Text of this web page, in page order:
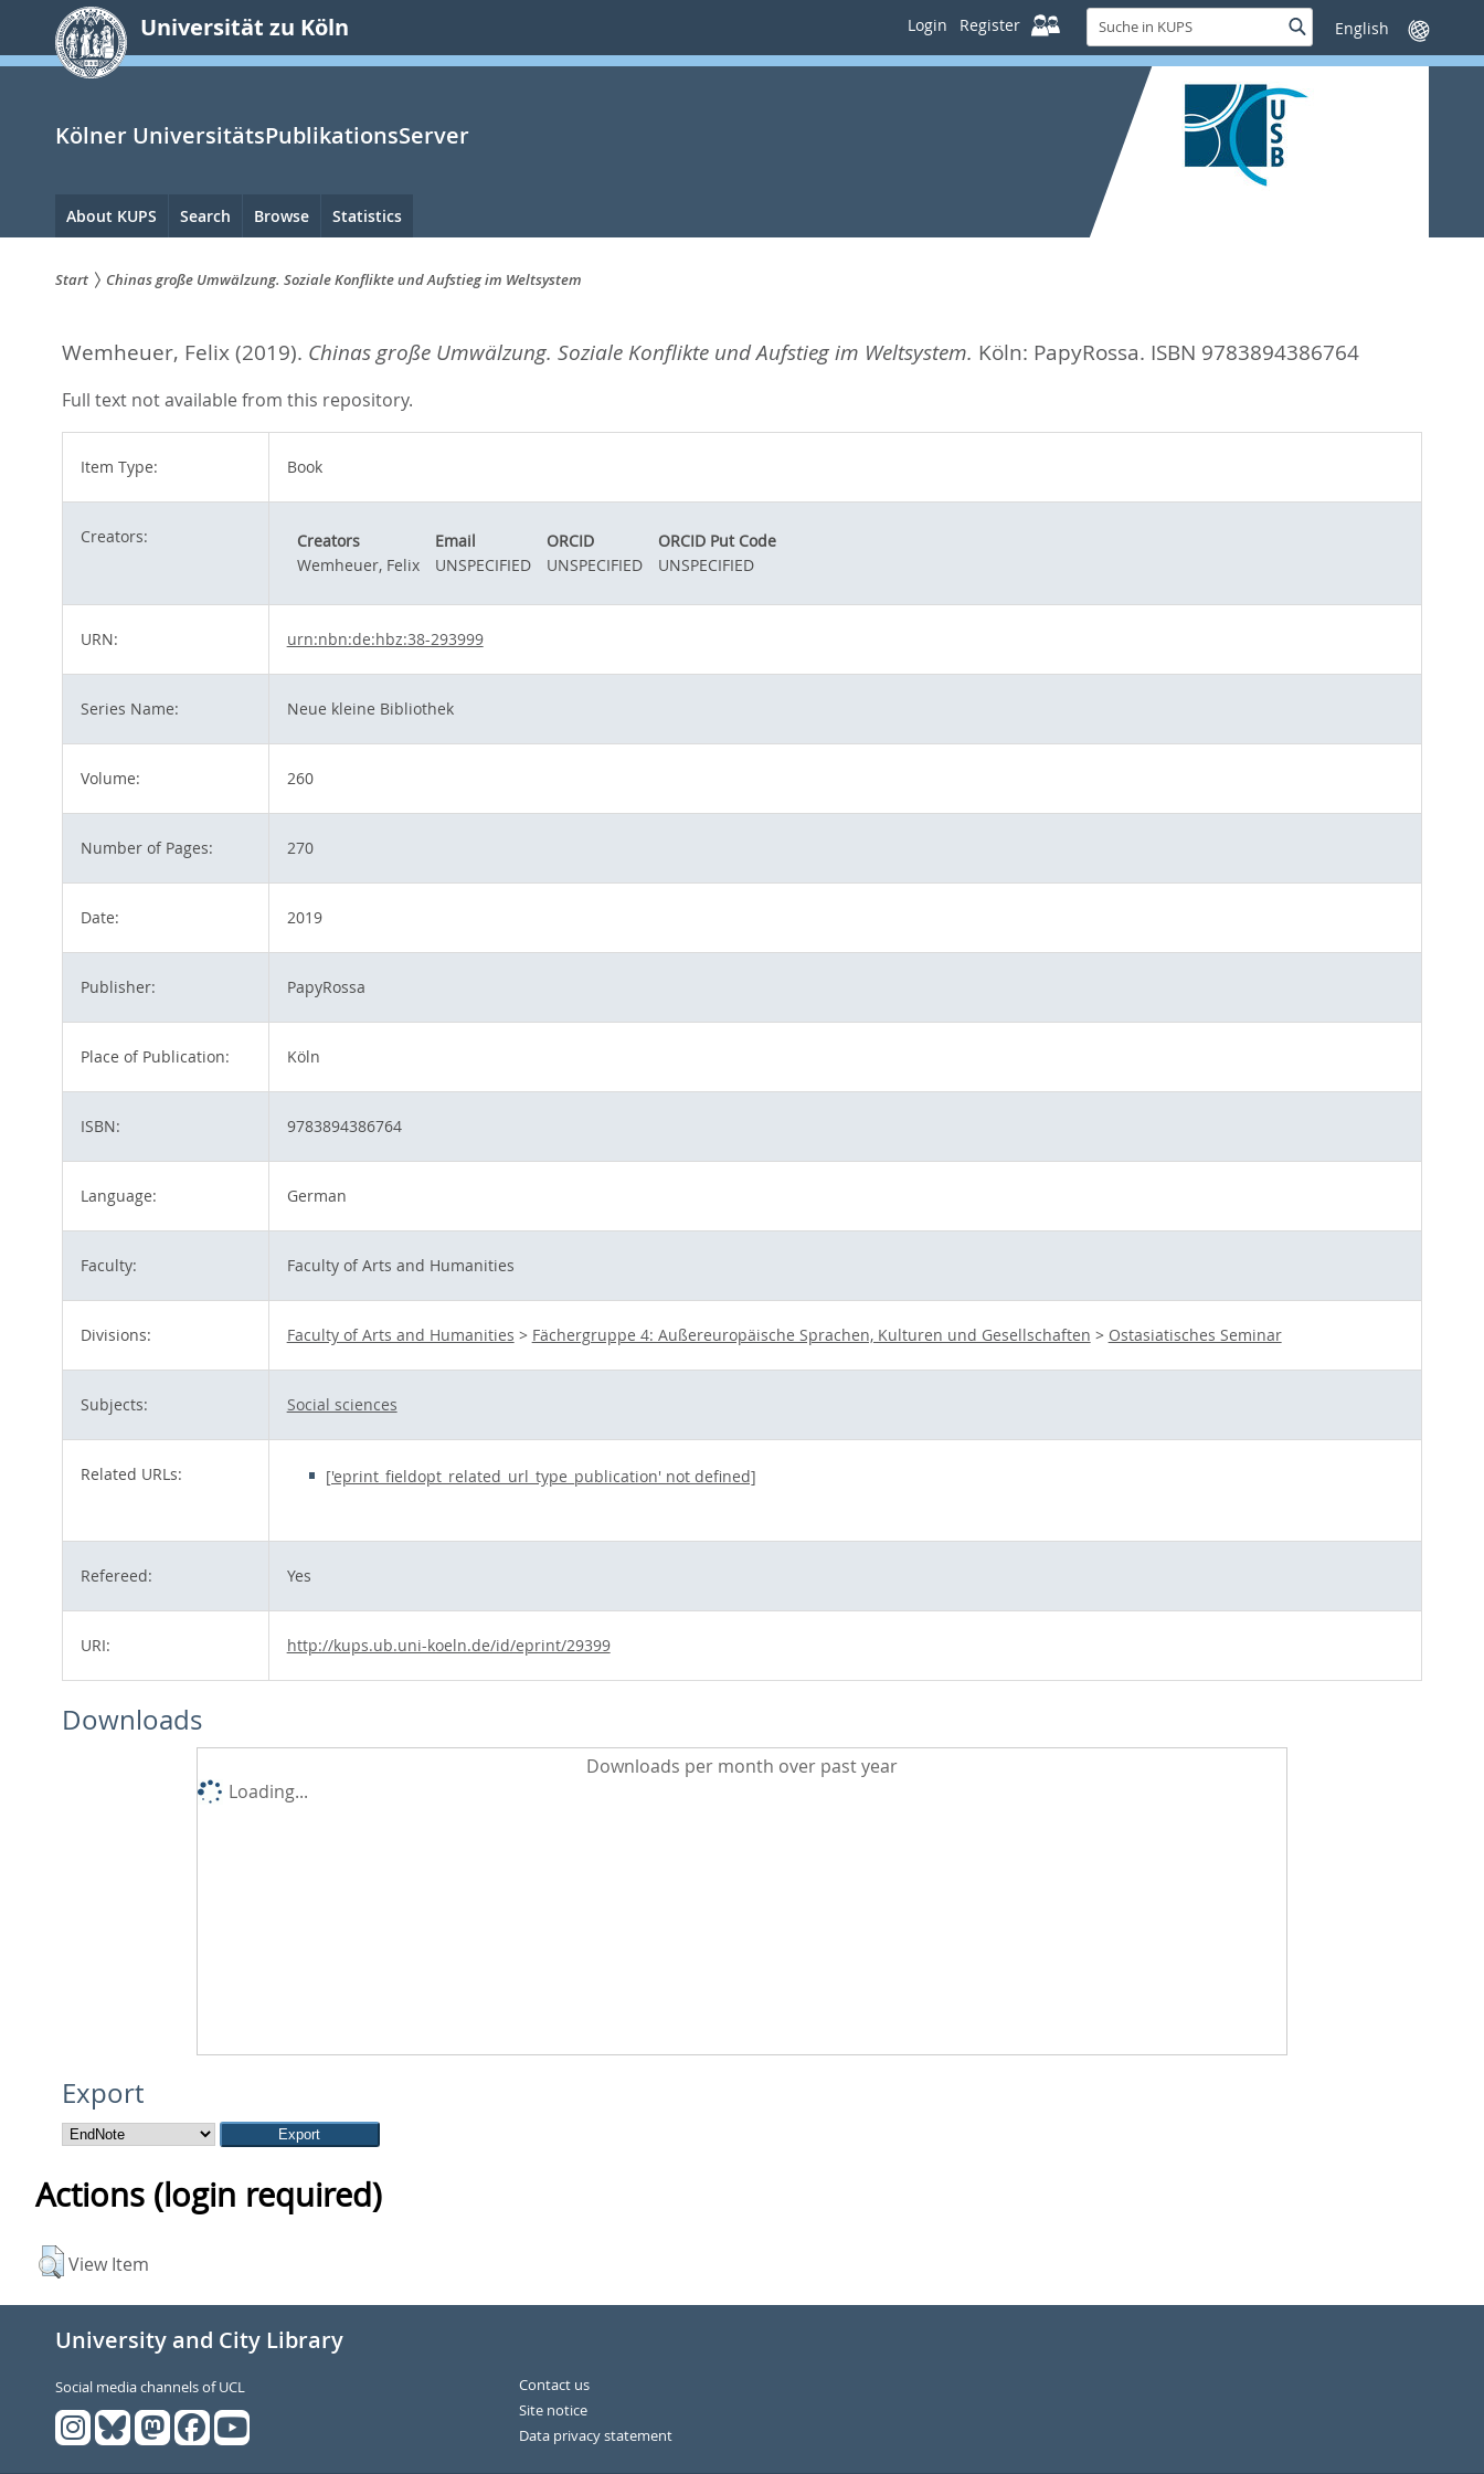
springen
Universität zu Köln Login Register
Suche
in
KUPS
SucheSprache
wechseln
Kölner UniversitätsPublikationsServer
Hauptnavigation
About KUPS Search Browse Statistics
sind
hier:
Start Chinas große Umwälzung. Soziale Konflikte und Aufstieg im Weltsystem
Wemheuer, Felix (2019). Chinas große Umwälzung. Soziale Konflikte und Aufstieg im Weltsystem. Köln: PapyRossa. ISBN 9783894386764
Full text not available from this repository.
Item Type: Book
Creators: Creators Email ORCID
ORCID Put Code
Wemheuer, Felix
UNSPECIFIED UNSPECIFIED UNSPECIFIED
URN: urn:nbn:de:hbz:38-293999
Series Name: Neue kleine Bibliothek
Volume: 260
Number of Pages: 270
Date: 2019
Publisher: PapyRossa
Place of Publication: Köln
ISBN: 9783894386764
Language: German
Faculty: Faculty of Arts and Humanities
Divisions: Faculty of Arts and Humanities > Fächergruppe 4: Außereuropäische Sprachen, Kulturen und Gesellschaften > Ostasiatisches Seminar
Subjects: Social sciences
Related URLs: ['eprint_fieldopt_related_url_type_publication' not defined]
Refereed: Yes
URI: http://kups.ub.uni-koeln.de/id/eprint/29399
Downloads
Downloads per month over past year
Loading...
Export
Actions (login required)
View Item
University and City Library
Social media channels of UCL
Contact us
Site notice
Data privacy statement